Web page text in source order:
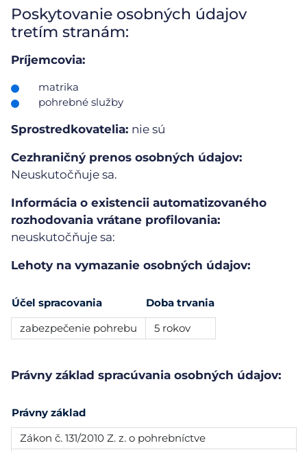
Poskytovanie osobných údajov
tretím stranám:
Príjemcovia:
matrika
pohrebné služby
Sprostredkovatelia: nie sú
Cezhraničný prenos osobných údajov:
Neuskutočňuje sa.
Informácia o existencii automatizovaného
rozhodovania vrátane profilovania:
neuskutočňuje sa:
Lehoty na vymazanie osobných údajov:
Účel spracovania
Doba trvania
zabezpečenie pohrebu
5 rokov
Právny základ spracúvania osobných údajov:
Právny základ
Zákon č. 131/2010 Z. z. o pohrebníctve